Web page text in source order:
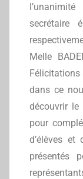
secrétaire
Melle
Félicitations
dans ce
découvrir le
pour
d’élèves et
présentés